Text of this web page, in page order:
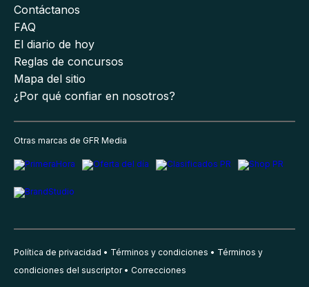
Contáctanos
FAQ
El diario de hoy
Reglas de concursos
Mapa del sitio
¿Por qué confiar en nosotros?
Otras marcas de GFR Media
Política de privacidad Términos y condiciones
Términos y
condiciones del suscriptor
Correcciones